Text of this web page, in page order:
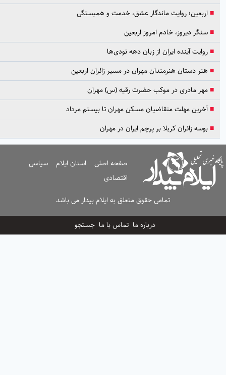
اربعین؛ روایت ماندگار عشق، خدمت و همبستگی
سنگر دیروز، خادم امروز اربعین
روایت آینده ایران از زبان دهه نودی‌ها
هنر دستان هنرمندان مهران در مسیر زائران اربعین
مهر مادری در موکب حضرت رقیه (س) مهران
آخرین مهلت متقاضیان مسکن مهران تا بیستم مرداد
بوسه زائران کربلا بر پرچم ایران در مهران
صفحه اصلی استان ایلام
سیاسی
اقتصادی
تمامی حقوق متعلق به ایلام بیدار می باشد
درباره ما تماس با ما جستجو